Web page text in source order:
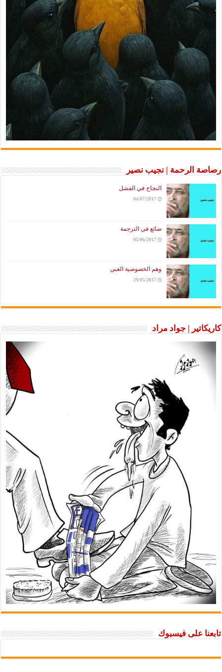
رصاصة الرحمة | نجيب نصير
النجاح في الفشل
04/07/2017
ضائع في الترجمة
05/06/2017
وهم الخصوصية الغبي
29/05/2017
كاريكاتير | جواد مراد
تابعنا على فيسبوك